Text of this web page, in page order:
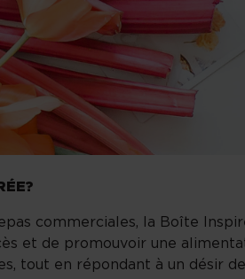
commerciales, la Boîte
et de promouvoir une
tout en répondant à un désir